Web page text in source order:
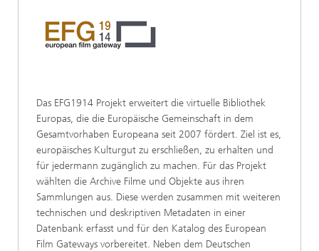
Das EFG1914 Projekt erweitert die virtuelle Bibliothek
Europas, die die Europäische Gemeinschaft in dem
Gesamtvorhaben Europeana seit 2007 fördert. Ziel ist es,
europäisches Kulturgut zu erschließen, zu erhalten und
für jedermann zugänglich zu machen. Für das Projekt
wählten die Archive Filme und Objekte aus ihren
Sammlungen aus. Diese werden zusammen mit weiteren
technischen und deskriptiven Metadaten in einer
Datenbank erfasst und für den Katalog des European
Film Gateways vorbereitet. Neben dem Deutschen